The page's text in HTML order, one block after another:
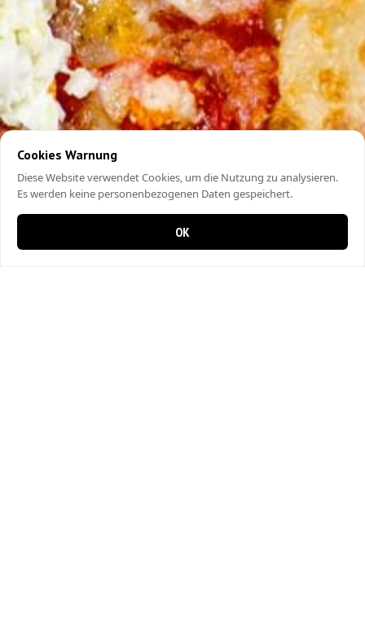
Cookies Warnung
Diese Website verwendet Cookies, um die Nutzung zu analysieren.
Es werden keine personenbezogenen Daten gespeichert.
OK